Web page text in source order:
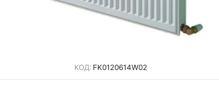
КОД: FK0120614W02